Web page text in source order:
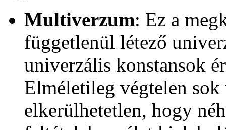
Multiverzum: Ez a
függetlenül létező
univerzális konstansok
Elméletileg végtelen
elkerülhetetlen, hogy